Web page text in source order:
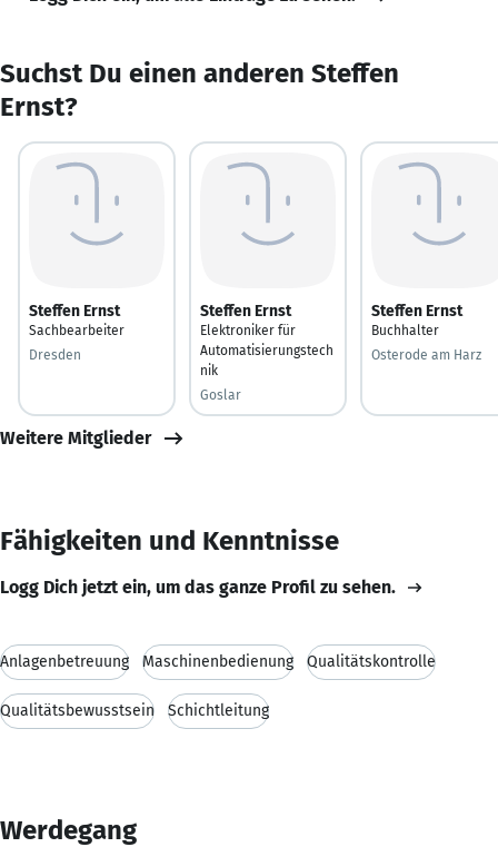
Suchst Du einen anderen Steffen
Ernst?
Steffen Ernst
Sachbearbeiter
Dresden
Steffen Ernst
Elektroniker für
Automatisierungstech
nik
Goslar
Steffen Ernst
Buchhalter
Osterode am Harz
Weitere Mitglieder
Fähigkeiten und Kenntnisse
Logg Dich jetzt ein, um das ganze Profil zu sehen.
Anlagenbetreuung Maschinenbedienung Qualitätskontrolle
Qualitätsbewusstsein Schichtleitung
Werdegang